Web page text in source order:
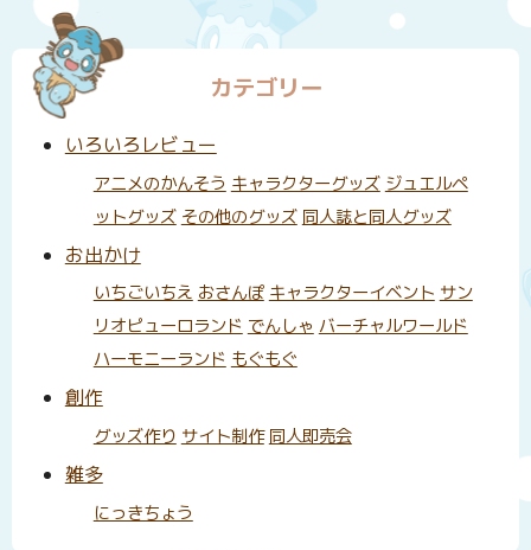
カテゴリー
いろいろレビュー
アニメのかんそう キャラクターグッズ ジュエルペ
ットグッズ その他のグッズ 同人誌と同人グッズ
お出かけ
いちごいちえ おさんぽ キャラクターイベント サン
リオピューロランド でんしゃ バーチャルワールド
ハーモニーランド もぐもぐ
創作
グッズ作り サイト制作 同人即売会
雑多
にっきちょう